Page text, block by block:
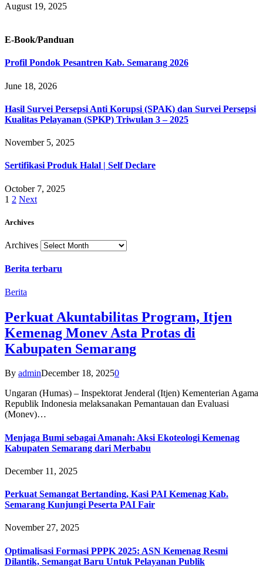
August 19, 2025
E-Book/Panduan
Profil Pondok Pesantren Kab. Semarang 2026
June 18, 2026
Hasil Survei Persepsi Anti Korupsi (SPAK) dan Survei Persepsi
Kualitas Pelayanan (SPKP) Triwulan 3 – 2025
November 5, 2025
Sertifikasi Produk Halal | Self Declare
October 7, 2025
1 2 Next
Archives
Archives
Berita terbaru
Berita
Perkuat Akuntabilitas Program, Itjen
Kemenag Monev Asta Protas di
Kabupaten Semarang
By adminDecember 18, 20250
Ungaran (Humas) – Inspektorat Jenderal (Itjen) Kementerian Agama
Republik Indonesia melaksanakan Pemantauan dan Evaluasi
(Monev)…
Menjaga Bumi sebagai Amanah: Aksi Ekoteologi Kemenag
Kabupaten Semarang dari Merbabu
December 11, 2025
Perkuat Semangat Bertanding, Kasi PAI Kemenag Kab.
Semarang Kunjungi Peserta PAI Fair
November 27, 2025
Optimalisasi Formasi PPPK 2025: ASN Kemenag Resmi
Dilantik, Semangat Baru Untuk Pelayanan Publik